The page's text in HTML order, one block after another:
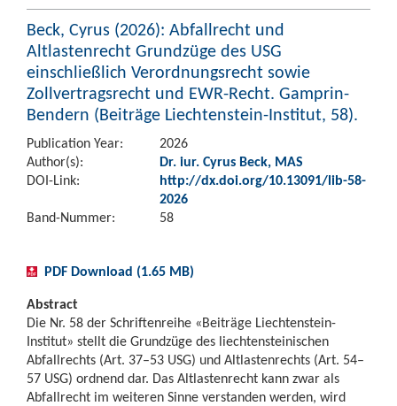
Beck, Cyrus (2026): Abfallrecht und
Altlastenrecht Grundzüge des USG
einschließlich Verordnungsrecht sowie
Zollvertragsrecht und EWR-Recht. Gamprin-
Bendern (Beiträge Liechtenstein-Institut, 58).
Publication Year:
2026
Author(s):
Dr. iur. Cyrus Beck, MAS
DOI-Link:
http://dx.doi.org/10.13091/lib-58-
2026
Band-Nummer:
58
PDF Download (1.65 MB)
Abstract
Die Nr. 58 der Schriftenreihe «Beiträge Liechtenstein-
Institut» stellt die Grundzüge des liechtensteinischen
Abfallrechts (Art. 37–53 USG) und Altlastenrechts (Art. 54–
57 USG) ordnend dar. Das Altlastenrecht kann zwar als
Abfallrecht im weiteren Sinne verstanden werden, wird